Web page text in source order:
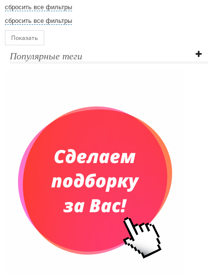
сбросить все фильтры
сбросить все фильтры
Показать
Популярные теги